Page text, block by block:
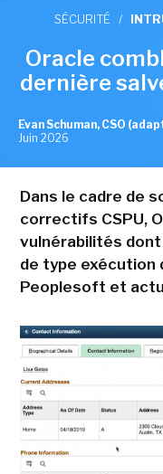
SÉCURITÉ /
Oracle
dernière
Evan Schuman, CSO
Juin 2026
Dans le cadre de
correctifs CSPU,
vulnérabilités
de type
Peoplesoft et